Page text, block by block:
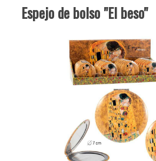
Espejo de bolso "El beso"